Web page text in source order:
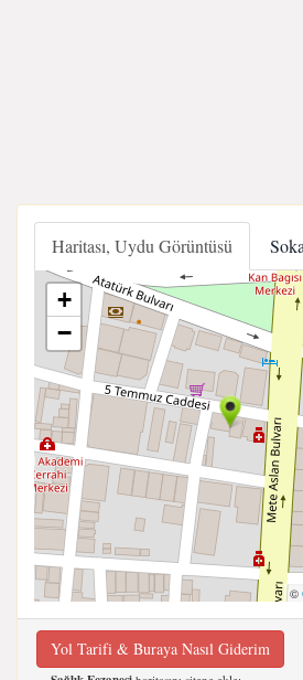
Haritası, Uydu Görüntüsü
+
−
©
Yol Tarifi & Buraya Nasıl Giderim